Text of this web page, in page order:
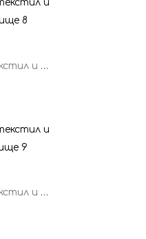
Бродиран пач за дрехи текстил и тениски - Черно чудовище 8
Бродиран пач за дрехи текстил и тениски - Черно чудовище 9